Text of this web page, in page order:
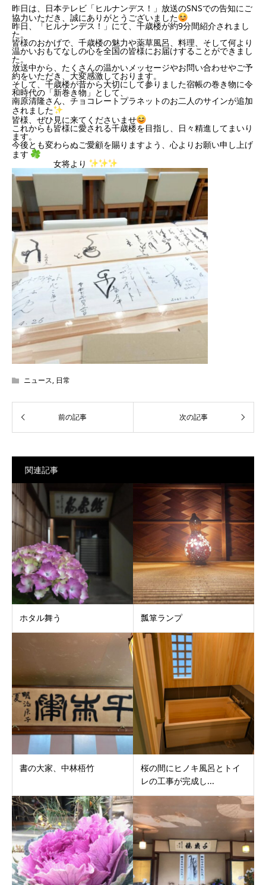
昨日は、日本テレビ「ヒルナンデス！」放送のSNSでの告知にご
協力いただき、誠にありがとうございました
昨日、「ヒルナンデス！」にて、千歳楼が約9分間紹介されまし
た。
皆様のおかげで、千歳楼の魅力や薬草風呂、料理、そして何より
温かいおもてなしの心を全国の皆様にお届けすることができまし
た。
放送中から、たくさんの温かいメッセージやお問い合わせやご予
約をいただき、大変感激しております。
そして、千歳楼が昔から大切にして参りました宿帳の巻き物に令
和時代の「新巻き物」として、
南原清隆さん、チョコレートプラネットのお二人のサインが追加
されました
皆様、ぜひ見に来てくださいませ
これからも皆様に愛される千歳楼を目指し、日々精進してまいり
ます。
今後とも変わらぬご愛顧を賜りますよう、心よりお願い申し上げ
ます
女将より
ニュース, 日常
関連記事
ホタル舞う 瓢箪ランプ
書の大家、中林梧竹
桜の間にヒノキ風呂とトイ
レの工事が完成し...